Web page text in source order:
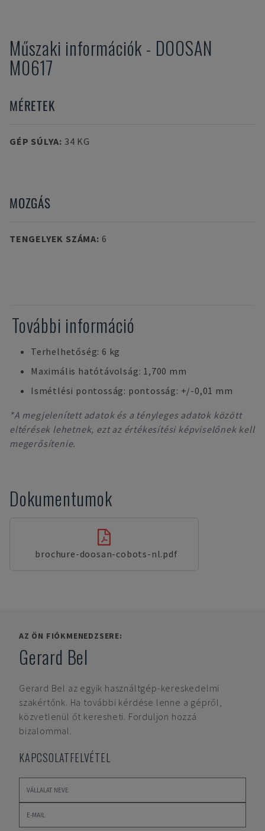
Műszaki információk - DOOSAN
M0617
MÉRETEK
GÉP SÚLYA: 34 KG
MOZGÁS
TENGELYEK SZÁMA: 6
További információ
Terhelhetőség: 6 kg
Maximális hatótávolság: 1,700 mm
Ismétlési pontosság: pontosság: +/-0,01 mm
*A megjelenített adatok és a tényleges adatok között
eltérések lehetnek, ezt az értékesítési képviselőnek kell
megerősítenie.
Dokumentumok
brochure-doosan-cobots-nl.pdf
AZ ÖN FIÓKMENEDZSERE:
Gerard Bel
Gerard Bel az egyik használtgép-kereskedelmi
szakértőnk. Ha további kérdése lenne a gépről,
közvetlenül őt keresheti. Forduljon hozzá
bizalommal.
KAPCSOLATFELVÉTEL